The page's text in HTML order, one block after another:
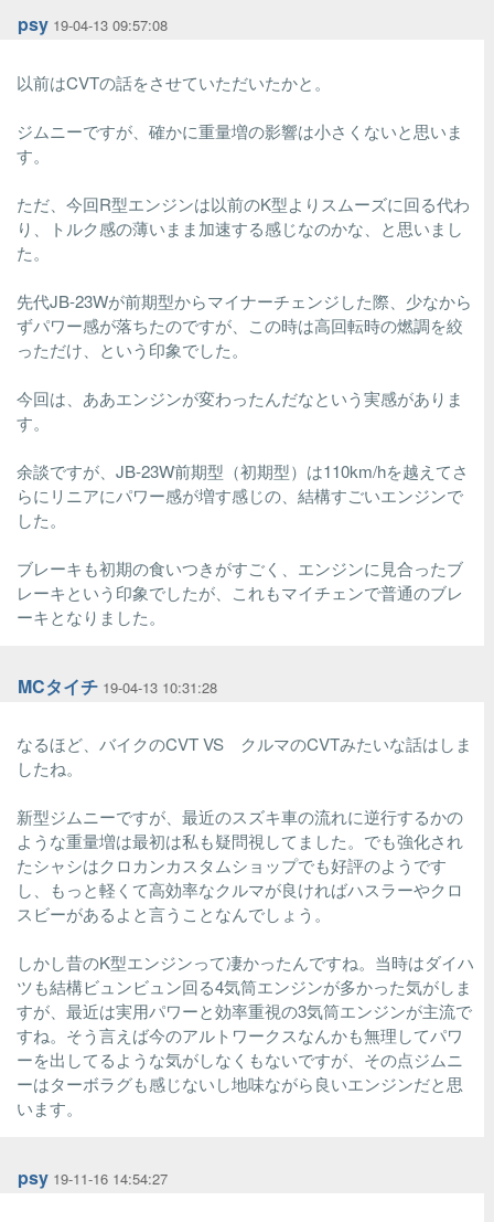
psy 19-04-13 09:57:08
以前はCVTの話をさせていただいたかと。
ジムニーですが、確かに重量増の影響は小さくないと思いま
す。
ただ、今回R型エンジンは以前のK型よりスムーズに回る代わ
り、トルク感の薄いまま加速する感じなのかな、と思いまし
た。
先代JB-23Wが前期型からマイナーチェンジした際、少なから
ずパワー感が落ちたのですが、この時は高回転時の燃調を絞
っただけ、という印象でした。
今回は、ああエンジンが変わったんだなという実感がありま
す。
余談ですが、JB-23W前期型（初期型）は110km/hを越えてさ
らにリニアにパワー感が増す感じの、結構すごいエンジンで
した。
ブレーキも初期の食いつきがすごく、エンジンに見合ったブ
レーキという印象でしたが、これもマイチェンで普通のブレ
ーキとなりました。
MCタイチ 19-04-13 10:31:28
なるほど、バイクのCVT VS クルマのCVTみたいな話はしま
したね。
新型ジムニーですが、最近のスズキ車の流れに逆行するかの
ような重量増は最初は私も疑問視してました。でも強化され
たシャシはクロカンカスタムショップでも好評のようです
し、もっと軽くて高効率なクルマが良ければハスラーやクロ
スビーがあるよと言うことなんでしょう。
しかし昔のK型エンジンって凄かったんですね。当時はダイハ
ツも結構ビュンビュン回る4気筒エンジンが多かった気がしま
すが、最近は実用パワーと効率重視の3気筒エンジンが主流で
すね。そう言えば今のアルトワークスなんかも無理してパワ
ーを出してるような気がしなくもないですが、その点ジムニ
ーはターボラグも感じないし地味ながら良いエンジンだと思
います。
psy 19-11-16 14:54:27